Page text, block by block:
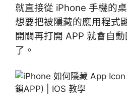
就直接從 iPhone 手機的
想要把被隱藏的應用程式
開關再打開 APP 就會自
了 。